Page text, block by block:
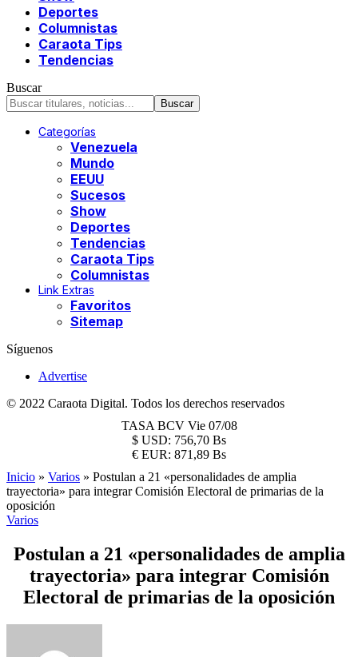
Deportes
Columnistas
Caraota Tips
Tendencias
Buscar
Categorías
Venezuela
Mundo
EEUU
Sucesos
Show
Deportes
Tendencias
Caraota Tips
Columnistas
Link Extras
Favoritos
Sitemap
Síguenos
Advertise
© 2022 Caraota Digital. Todos los derechos reservados
TASA BCV Vie 07/08
$ USD: 756,70 Bs
€ EUR: 871,89 Bs
Inicio » Varios » Postulan a 21 «personalidades de amplia
trayectoria» para integrar Comisión Electoral de primarias de la
oposición
Varios
Postulan a 21 «personalidades de amplia
trayectoria» para integrar Comisión
Electoral de primarias de la oposición